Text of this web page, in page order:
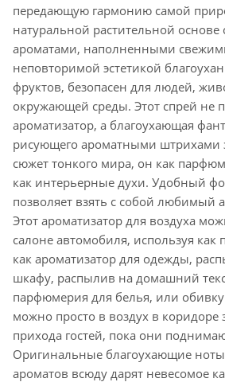
передающую гармонию самой
натуральной растительной основе
ароматами, наполненными
неповторимой эстетикой
фруктов, безопасен для людей,
окружающей среды. Этот спрей не
ароматизатор, а благоухающая
рисующего ароматными штрихами
сюжет тонкого мира, он как
как интерьерные духи. Удобный
позволяет взять с собой любимый
Этот ароматизатор для воздуха
салоне автомобиля, используя как
как ароматизатор для одежды,
шкафу, распылив на домашний
парфюмерия для белья, или
можно просто в воздух в коридоре
прихода гостей, пока они
Оригинальные благоухающие
ароматов всюду дарят невесомое